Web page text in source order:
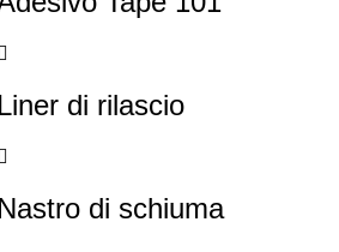
Liner di rilascio
Nastro di schiuma